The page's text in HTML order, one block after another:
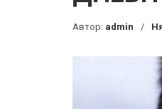
Автор: admin